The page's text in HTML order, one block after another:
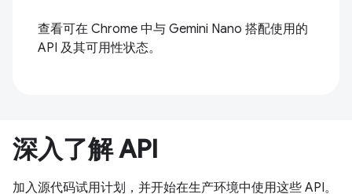
查看可在 Chrome 中与 Gemini Nano 搭配使用的
API 及其可用性状态。
深入了解 API
加入源代码试用计划，并开始在生产环境中使用这些 API。